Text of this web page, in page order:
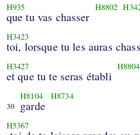
H935
que tu vas chasser
H8802
H3423
toi, lorsque tu les auras
H3427
et que tu te seras établi
H8804
30
H8104
garde
H8734
H5367